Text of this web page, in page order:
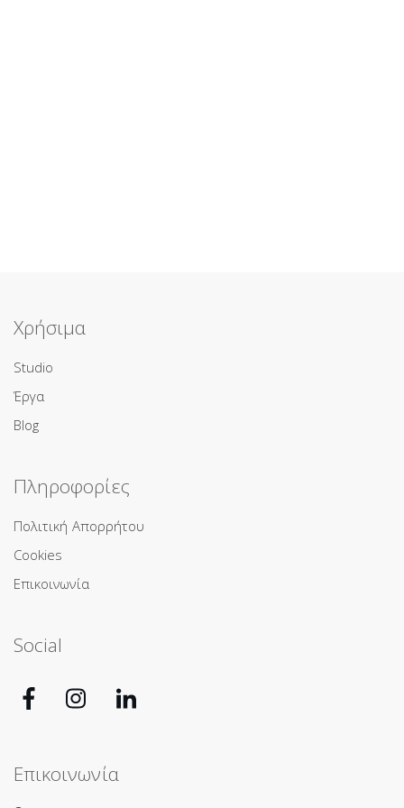
Χρήσιμα
Studio
Έργα
Blog
Πληροφορίες
Πολιτική Απορρήτου
Cookies
Επικοινωνία
Social
Επικοινωνία